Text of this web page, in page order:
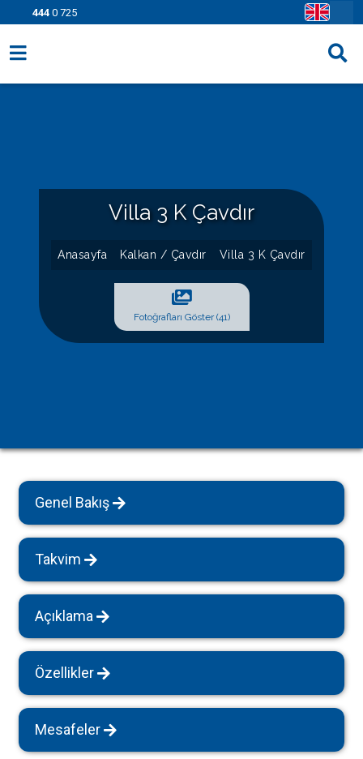
444 0 725
Villa 3 K Çavdır
Anasayfa Kalkan / Çavdır Villa 3 K Çavdır
Fotoğrafları Göster (41)
Genel Bakış
Takvim
Açıklama
Özellikler
Mesafeler